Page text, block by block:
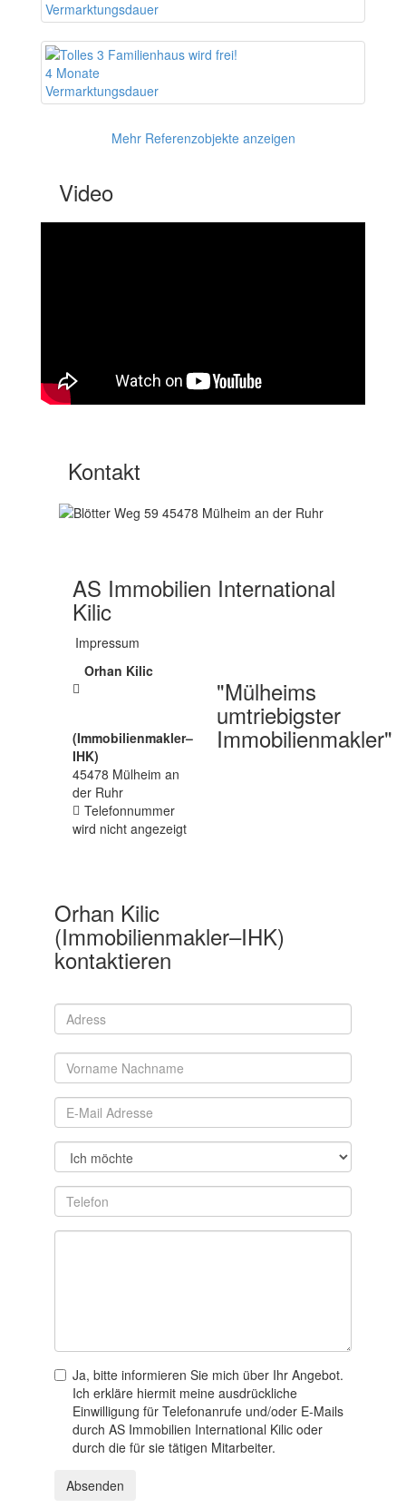
Vermarktungsdauer
4 Monate
Vermarktungsdauer
Mehr Referenzobjekte anzeigen
Video
Kontakt
AS Immobilien International
Kilic
Impressum
Orhan Kilic
(Immobilienmakler–
IHK)
45478 Mülheim an
der Ruhr
Telefonnummer
wird nicht angezeigt
"Mülheims
umtriebigster
Immobilienmakler"
Orhan Kilic
(Immobilienmakler–IHK)
kontaktieren
Ja, bitte informieren Sie mich über Ihr Angebot.
Ich erkläre hiermit meine ausdrückliche
Einwilligung für Telefonanrufe und/oder E-Mails
durch AS Immobilien International Kilic oder
durch die für sie tätigen Mitarbeiter.
Absenden